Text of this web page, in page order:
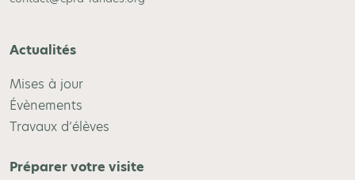
Actualités
Mises à jour
Évènements
Travaux d’élèves
Préparer votre visite